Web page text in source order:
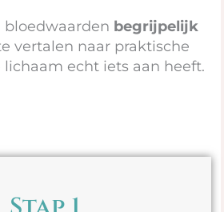
bloedwaarden begrijpelijk
vertalen naar praktische
echt iets aan heeft.